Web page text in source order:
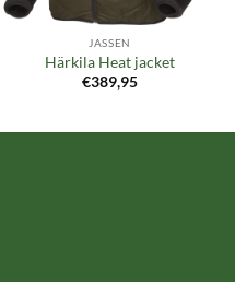
JASSEN
Härkila Heat jacket
€389,95